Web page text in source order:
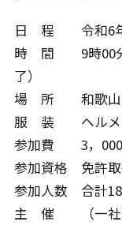
日 程 令和6年
時 間 9時00分
了）
場 所 和歌山県
服 装 ヘルメッ
参加費 3，000
参加資格 免許
参加人数 合計
主 催 （一社）